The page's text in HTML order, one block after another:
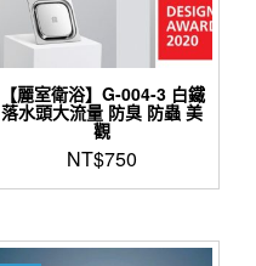
【麗室衛浴】G-004-3 白鐵
落水頭大流量 防臭 防蟲 美
觀
NT$750